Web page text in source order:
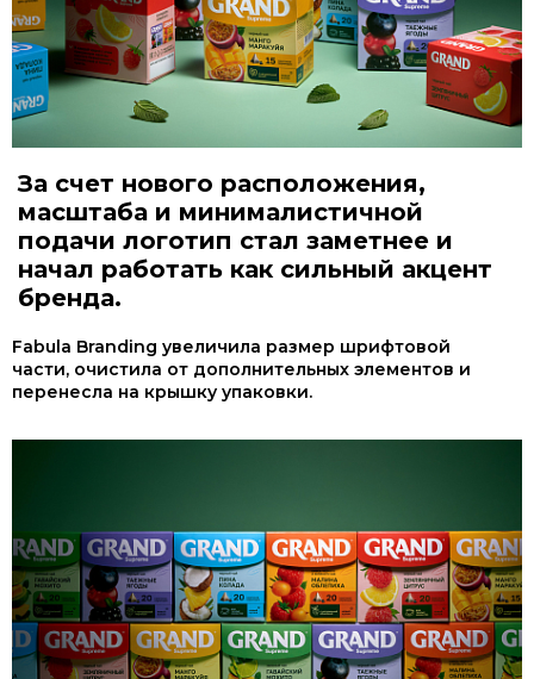
За счет нового расположения,
масштаба и минималистичной
подачи логотип стал заметнее и
начал работать как сильный акцент
бренда.
Fabula Branding увеличила размер шрифтовой
части, очистила от дополнительных элементов и
перенесла на крышку упаковки.